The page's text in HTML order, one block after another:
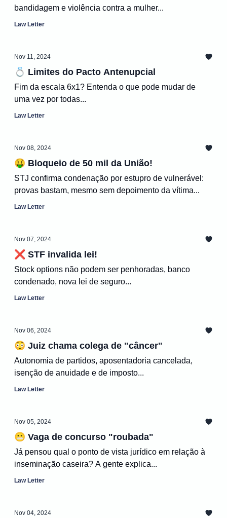
bandidagem e violência contra a mulher...
Law Letter
Nov 11, 2024
💍 Limites do Pacto Antenupcial
Fim da escala 6x1? Entenda o que pode mudar de
uma vez por todas...
Law Letter
Nov 08, 2024
🤑 Bloqueio de 50 mil da União!
STJ confirma condenação por estupro de vulnerável:
provas bastam, mesmo sem depoimento da vítima...
Law Letter
Nov 07, 2024
❌ STF invalida lei!
Stock options não podem ser penhoradas, banco
condenado, nova lei de seguro...
Law Letter
Nov 06, 2024
😳 Juiz chama colega de "câncer"
Autonomia de partidos, aposentadoria cancelada,
isenção de anuidade e de imposto...
Law Letter
Nov 05, 2024
😬 Vaga de concurso "roubada"
Já pensou qual o ponto de vista jurídico em relação à
inseminação caseira? A gente explica...
Law Letter
Nov 04, 2024